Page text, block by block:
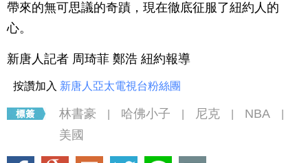
帶來的無可思議的奇蹟，現在徹底征服了紐約人的
心。
新唐人記者 周琦菲 鄭浩 紐約報導
按讚加入 新唐人亞太電視台粉絲團
林書豪 哈佛小子 尼克 NBA
美國